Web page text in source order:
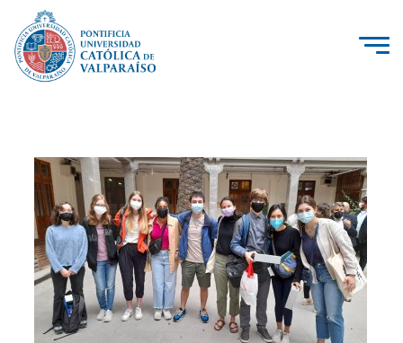
PUCV Internacional
Vinculación con el Medio
Admisión
Pregrado